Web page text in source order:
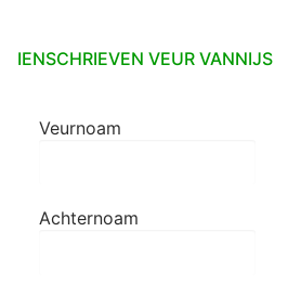
IENSCHRIEVEN VEUR VANNIJS
Veurnoam
Achternoam